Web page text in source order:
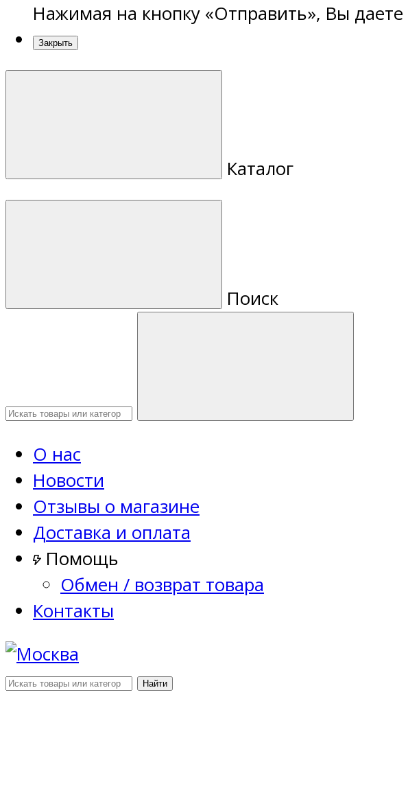
Нажимая на кнопку «Отправить», Вы даете
Закрыть
Каталог
Поиск
О нас
Новости
Отзывы о магазине
Доставка и оплата
Помощь
Обмен / возврат товара
Контакты
Найти